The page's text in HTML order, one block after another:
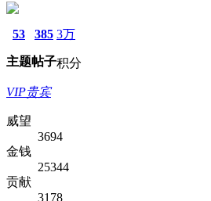
53
主题
385
帖子
3万
积分
VIP贵宾
威望
3694
金钱
25344
贡献
3178